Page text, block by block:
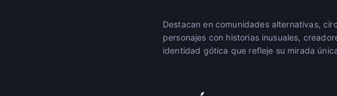
Destacan en comunidades alternativas,
personajes con historias inusuales,
identidad gótica que refleje su mirada